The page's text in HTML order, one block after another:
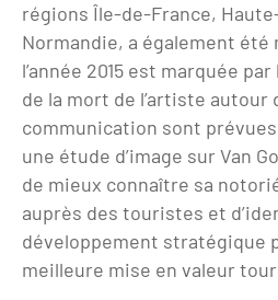
Dispositifs d'enquêtes
Chiffres Annuels
Chiffres clés de la destination
Repères annuel
Mode d'emploi formations
Formations inter-filières
Formations OT
Ateliers
Matinales
Webinaires
E-learning
Activités
Musée - Monuments - Châteaux
Croisiéristes/Bateaux
Parcs d’attractions et animaliers
Cabarets et casino
Expériences et visites
Grands magasins et outlets
régions Île-de-France,
Normandie, a également été
l’année 2015 est marquée par
de la mort de l’artiste autour
communication sont
une étude d’image sur Van
de mieux connaître sa
auprès des touristes et
développement stratégique
meilleure mise en valeur